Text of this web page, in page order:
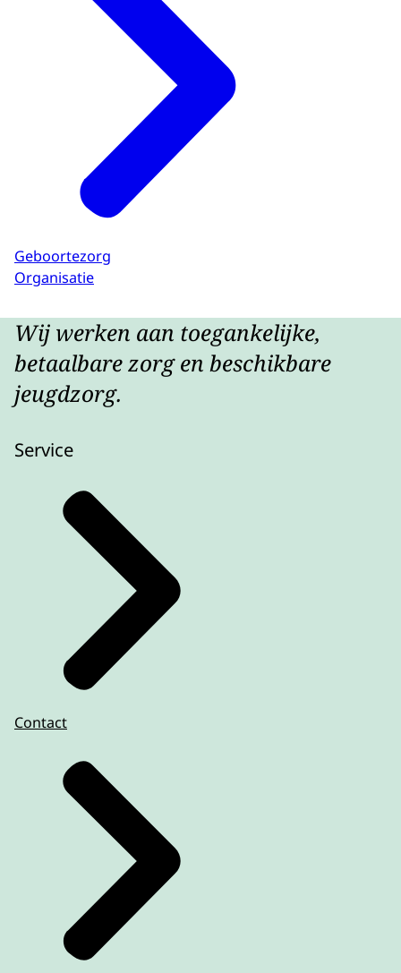
Geboortezorg
Organisatie
Wij werken aan toegankelijke,
betaalbare zorg en beschikbare
jeugdzorg.
Service
Contact